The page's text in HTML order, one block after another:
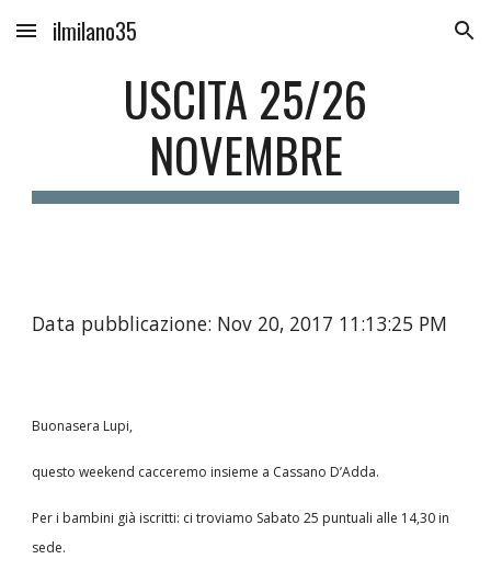
Skip to main content Skip to navigation
ilmilano35
USCITA 25/26
NOVEMBRE
Data pubblicazione: Nov 20, 2017 11:13:25 PM
Buonasera Lupi,
questo weekend cacceremo insieme a Cassano D’Adda.
Per i bambini già iscritti: ci troviamo Sabato 25 puntuali alle 14,30 in
sede.